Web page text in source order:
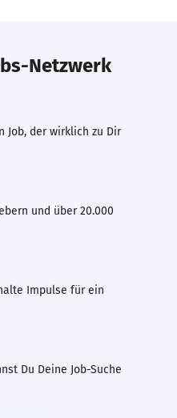
Netzwerk
Job, der wirklich zu Dir
und über 20.000
Impulse für ein
Du Deine Job-Suche